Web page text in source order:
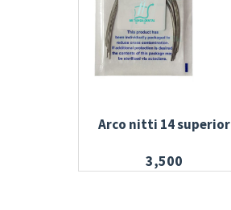
Arco nitti 14 superior
3,500